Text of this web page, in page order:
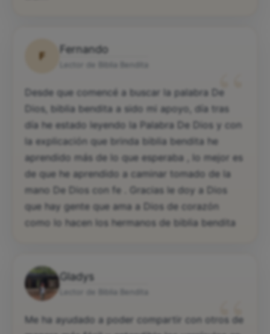
F
Fernando
“
Desde que comencé a buscar la palabra De
Dios, biblia bendita a sido mi apoyo, día tras
día he estado leyendo la Palabra De Dios y con
la explicación que brinda biblia bendita he
aprendido más de lo que esperaba , lo mejor es
de que he aprendido a caminar tomado de la
mano De Dios con fe . Gracias le doy a Dios
que hay gente que ama a Dios de corazón
como lo hacen los hermanos de biblia bendita
Gladys
“
Me ha ayudado a poder compartir con otros de